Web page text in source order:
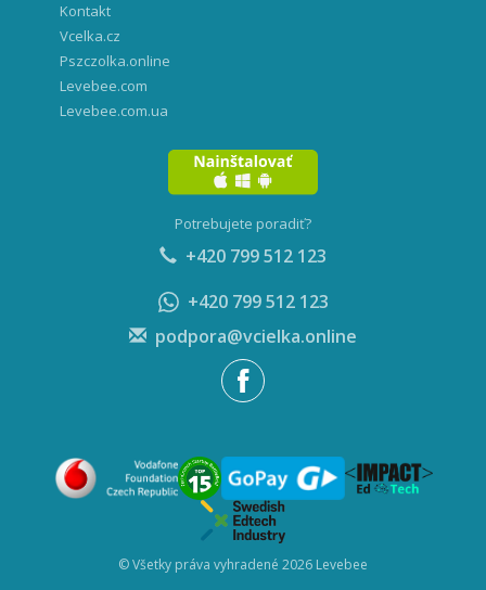
Kontakt
Vcelka.cz
Pszczolka.online
Levebee.com
Levebee.com.ua
Potrebujete poradiť?
+420 799 512 123
+420 799 512 123
podpora@vcielka.online
© Všetky práva vyhradené 2026 Levebee